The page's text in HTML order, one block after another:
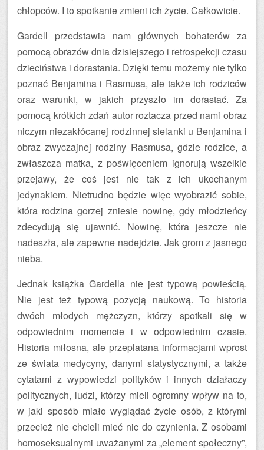
chłopców. I to spotkanie zmieni ich życie. Całkowicie.
Gardell przedstawia nam głównych bohaterów za
pomocą obrazów dnia dzisiejszego i retrospekcji czasu
dzieciństwa i dorastania. Dzięki temu możemy nie tylko
poznać Benjamina i Rasmusa, ale także ich rodziców
oraz warunki, w jakich przyszło im dorastać. Za
pomocą krótkich zdań autor roztacza przed nami obraz
niczym niezakłócanej rodzinnej sielanki u Benjamina i
obraz zwyczajnej rodziny Rasmusa, gdzie rodzice, a
zwłaszcza matka, z poświęceniem ignorują wszelkie
przejawy, że coś jest nie tak z ich ukochanym
jedynakiem. Nietrudno będzie więc wyobrazić sobie,
która rodzina gorzej zniesie nowinę, gdy młodzieńcy
zdecydują się ujawnić. Nowinę, która jeszcze nie
nadeszła, ale zapewne nadejdzie. Jak grom z jasnego
nieba.
Jednak książka Gardella nie jest typową powieścią.
Nie jest też typową pozycją naukową. To historia
dwóch młodych mężczyzn, którzy spotkali się w
odpowiednim momencie i w odpowiednim czasie.
Historia miłosna, ale przeplatana informacjami wprost
ze świata medycyny, danymi statystycznymi, a także
cytatami z wypowiedzi polityków i innych działaczy
politycznych, ludzi, którzy mieli ogromny wpływ na to,
w jaki sposób miało wyglądać życie osób, z którymi
przecież nie chcieli mieć nic do czynienia. Z osobami
homoseksualnymi uważanymi za „element społeczny”,